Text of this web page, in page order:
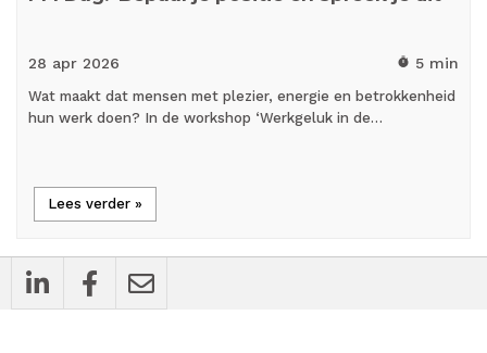
28 apr 2026 timer 5 min
Wat maakt dat mensen met plezier, energie en betrokkenheid
hun werk doen? In de workshop ‘Werkgeluk in de…
Lees verder »